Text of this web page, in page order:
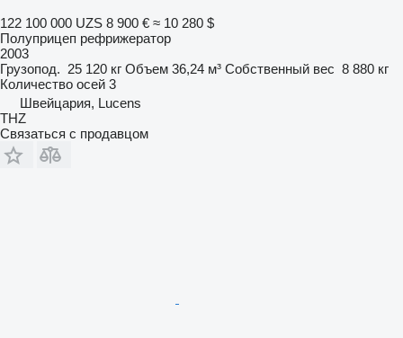
122 100 000 UZS 8 900 € ≈ 10 280 $
Полуприцеп рефрижератор
2003
Грузопод. 25 120 кг Объем 36,24 м³ Собственный вес 8 880 кг
Количество осей 3
Швейцария, Lucens
THZ
Связаться с продавцом